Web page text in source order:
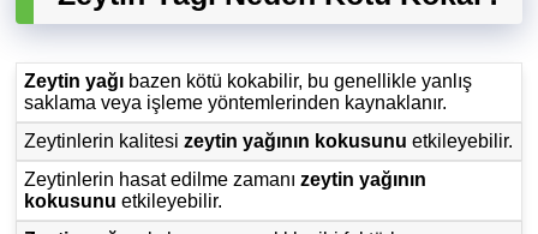
Zeytin yağı bazen kötü kokabilir, bu genellikle yanlış
saklama veya işleme yöntemlerinden kaynaklanır.
Zeytinlerin kalitesizeytin yağının kokusunu etkileyebilir.
Zeytinlerin hasat edilme zamanızeytin yağının
kokusunu etkileyebilir.